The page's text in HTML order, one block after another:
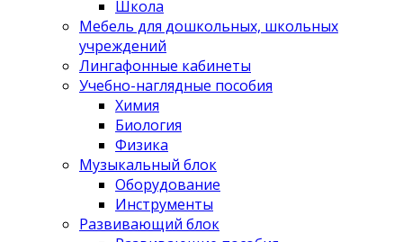
Школа
Мебель для дошкольных, школьных
учреждений
Лингафонные кабинеты
Учебно-наглядные пособия
Химия
Биология
Физика
Музыкальный блок
Оборудование
Инструменты
Развивающий блок